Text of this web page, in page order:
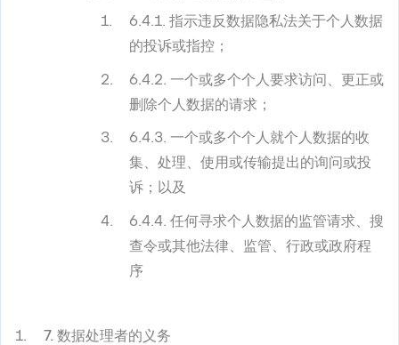
6.4.1. 指示违反数据隐私法关于个人数据
的投诉或指控；
6.4.2. 一个或多个个人要求访问、更正或
删除个人数据的请求；
6.4.3. 一个或多个个人就个人数据的收
集、处理、使用或传输提出的询问或投
诉；以及
6.4.4. 任何寻求个人数据的监管请求、搜
查令或其他法律、监管、行政或政府程
序
7. 数据处理者的义务